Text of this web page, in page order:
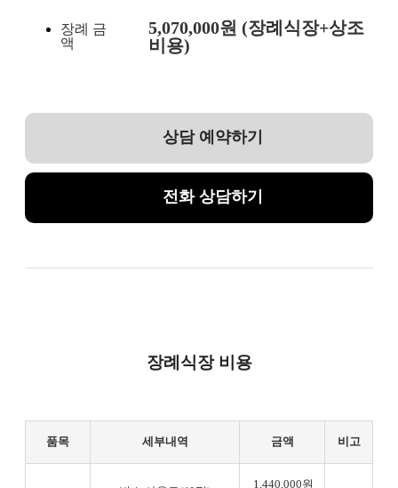
장례 금
액
5,070,000원 (장례식장+상조
비용)
상담 예약하기
전화 상담하기
장례식장 비용
품목 세부내역 금액 비고
1,440,000원